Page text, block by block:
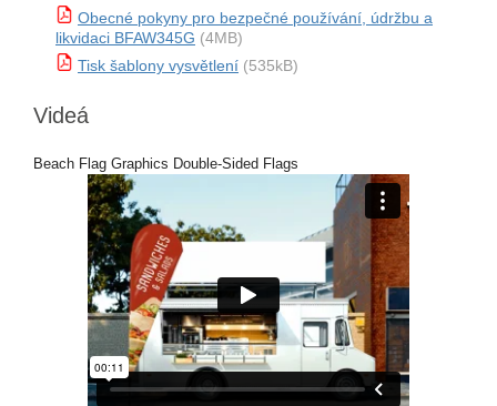
Obecné pokyny pro bezpečné používání, údržbu a
likvidaci BFAW345G (4MB)
Tisk šablony vysvětlení (535kB)
Videá
Beach Flag Graphics Double-Sided Flags